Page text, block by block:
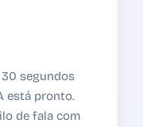
segundos
está pronto.
de fala com